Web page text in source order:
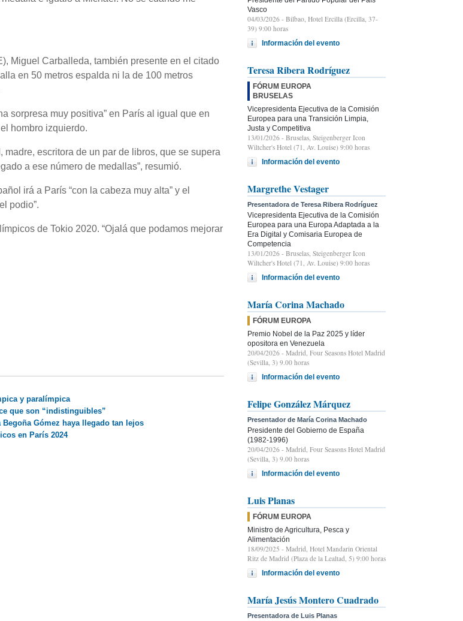
Miguel Carballeda, también presente en el citado
en 50 metros espalda ni la de 100 metros
sorpresa muy positiva” en París al igual que en
hombro izquierdo.
escritora de un par de libros, que se supera
a ese número de medallas”, resumió.
irá a París “con la cabeza muy alta” y el
podio”.
de Tokio 2020. “Ojalá que podamos mejorar
y paralímpica
que son “indistinguibles”
Gómez haya llegado tan lejos
en París 2024
Vasco
04/03/2026 - Bilbao, Hotel Ercilla (Ercilla, 37-
39) 9:00 horas
Información del evento
Teresa Ribera Rodríguez
FÓRUM EUROPA
BRUSELAS
Vicepresidenta Ejecutiva de la Comisión
Europea para una Transición Limpia,
Justa y Competitiva
13/01/2026 - Bruselas, Steigenberger Icon
Wiltcher's Hotel (71, Av. Louise) 9:00 horas
Información del evento
Margrethe Vestager
Presentadora de Teresa Ribera Rodríguez
Vicepresidenta Ejecutiva de la Comisión
Europea para una Europa Adaptada a la
Era Digital y Comisaria Europea de
Competencia
13/01/2026 - Bruselas, Steigenberger Icon
Wiltcher's Hotel (71, Av. Louise) 9:00 horas
Información del evento
María Corina Machado
FÓRUM EUROPA
Premio Nobel de la Paz 2025 y líder
opositora en Venezuela
20/04/2026 - Madrid, Four Seasons Hotel Madrid
(Sevilla, 3) 9.00 horas
Información del evento
Felipe González Márquez
Presentador de María Corina Machado
Presidente del Gobierno de España
(1982-1996)
20/04/2026 - Madrid, Four Seasons Hotel Madrid
(Sevilla, 3) 9.00 horas
Información del evento
Luis Planas
FÓRUM EUROPA
Ministro de Agricultura, Pesca y
Alimentación
18/09/2025 - Madrid, Hotel Mandarin Oriental
Ritz de Madrid (Plaza de la Lealtad, 5) 9:00 horas
Información del evento
María Jesús Montero Cuadrado
Presentadora de Luis Planas